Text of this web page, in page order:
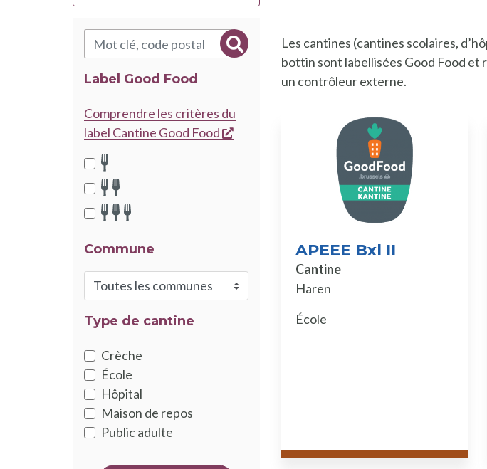
Rechercher
Label Good Food
Comprendre les critères du
label Cantine Good Food
s'ouvre dans une nouvelle fenêtre
Commune
Type de cantine
Crèche
École
Hôpital
Maison de repos
Public adulte
Les cantines (cantines scolaires,
bottin sont labellisées Good Food et
un contrôleur externe.
APEEE Bxl II
Cantine
Haren
École